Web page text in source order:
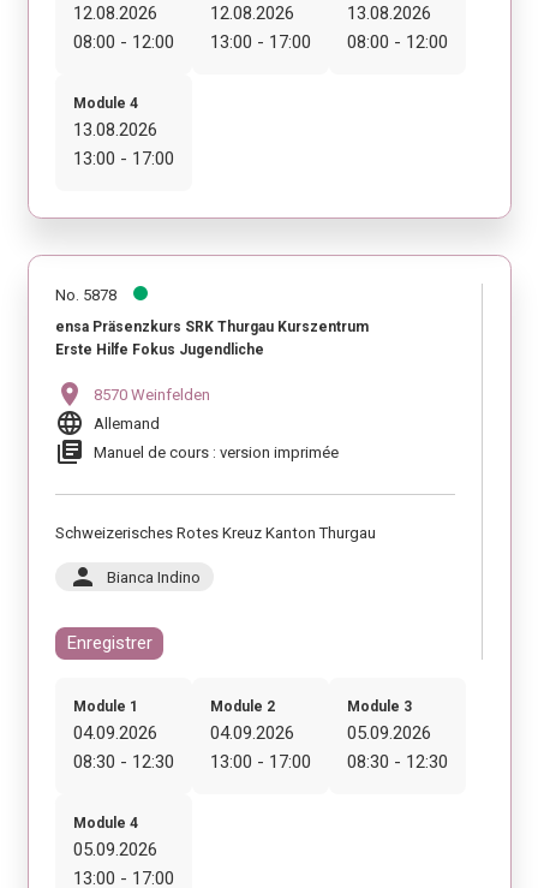
12.08.2026
08:00 - 12:00
12.08.2026
13:00 - 17:00
13.08.2026
08:00 - 12:00
Module 4
13.08.2026
13:00 - 17:00
No. 5878
ensa Präsenzkurs SRK Thurgau Kurszentrum
Erste Hilfe Fokus Jugendliche
location_on 8570 Weinfelden
language Allemand
library_books Manuel de cours : version imprimée
Schweizerisches Rotes Kreuz Kanton Thurgau
person Bianca Indino
Enregistrer
Module 1
04.09.2026
08:30 - 12:30
Module 2
04.09.2026
13:00 - 17:00
Module 3
05.09.2026
08:30 - 12:30
Module 4
05.09.2026
13:00 - 17:00